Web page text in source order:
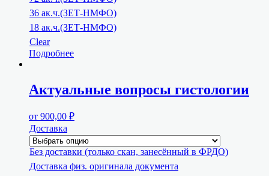
36 ак.ч.(ЗЕТ-НМФО)
18 ак.ч.(ЗЕТ-НМФО)
Clear
Подробнее
Актуальные вопросы гистологии
от 900,00 ₽
Доставка
Без доставки (только скан, занесённый в ФРДО)
Доставка физ. оригинала документа